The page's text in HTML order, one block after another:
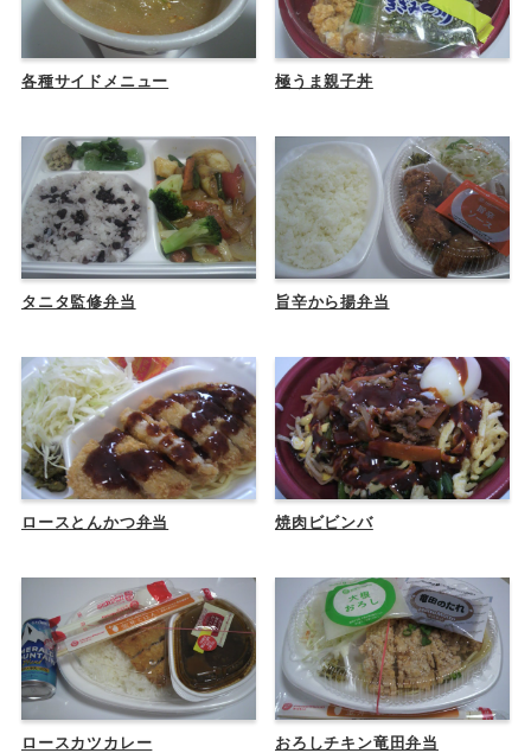
各種サイドメニュー 極うま親子丼
タニタ監修弁当 旨辛から揚弁当
ロースとんかつ弁当 焼肉ビビンバ
ロースカツカレー おろしチキン竜田弁当